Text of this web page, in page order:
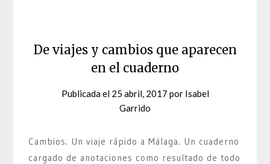
De viajes y cambios que aparecen
en el cuaderno
Publicada el 25 abril, 2017 por Isabel
Garrido
Cambios. Un viaje rápido a Málaga. Un cuaderno
cargado de anotaciones como resultado de todo